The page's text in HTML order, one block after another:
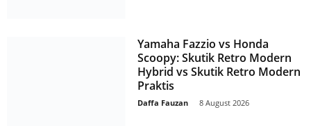
Yamaha Fazzio vs Honda
Scoopy: Skutik Retro Modern
Hybrid vs Skutik Retro Modern
Praktis
Daffa Fauzan 8 August 2026